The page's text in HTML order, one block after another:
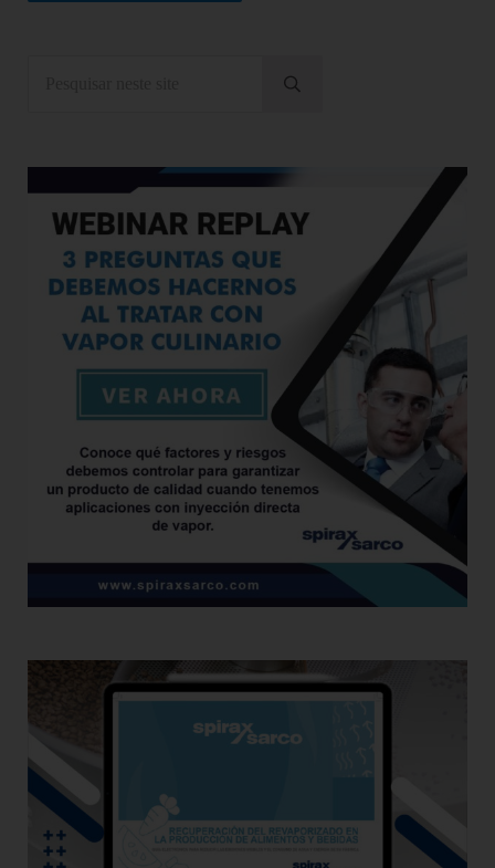
Submeter pesquisa